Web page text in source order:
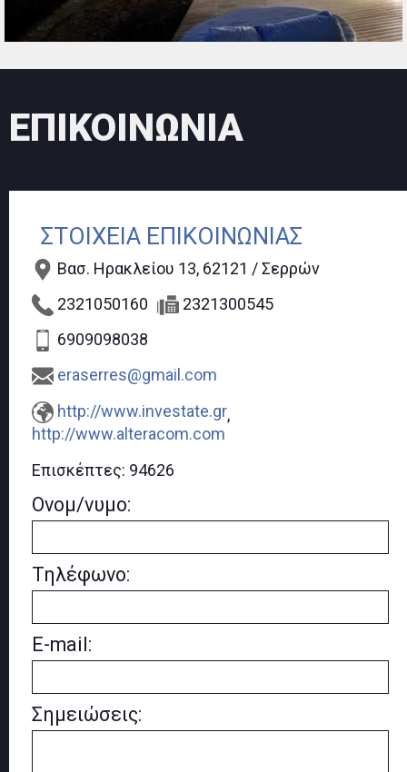
ΕΠΙΚΟΙΝΩΝΙΑ
ΣΤΟΙΧΕΙΑ ΕΠΙΚΟΙΝΩΝΙΑΣ
Βασ. Ηρακλείου 13, 62121 / Σερρών
2321050160
2321300545
6909098038
eraserres@gmail.com
http://www.investate.gr,
http://www.alteracom.com
Επισκέπτες: 94626
Ονομ/νυμο:
Τηλέφωνο:
E-mail:
Σημειώσεις: